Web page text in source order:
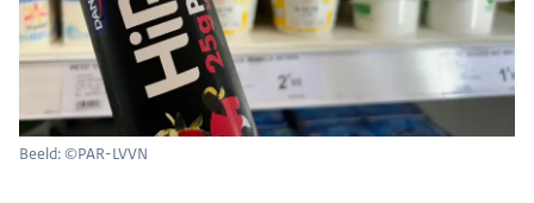
Beeld: ©PAR-LVVN